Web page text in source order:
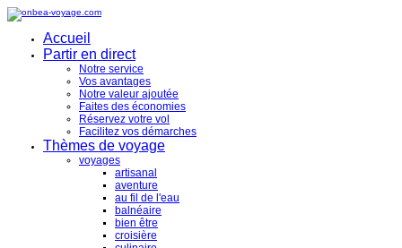
Accueil
Partir en direct
Notre service
Vos avantages
Notre valeur ajoutée
Faites des économies
Réservez votre vol
Facilitez vos démarches
Thèmes de voyage
voyages
artisanal
aventure
au fil de l'eau
balnéaire
bien être
croisière